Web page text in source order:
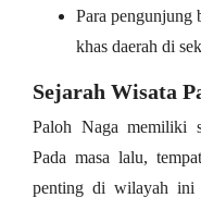
Para pengunjung
khas daerah di
Sejarah Wisata
Paloh Naga memiliki
Pada masa lalu,
penting di wilayah ini